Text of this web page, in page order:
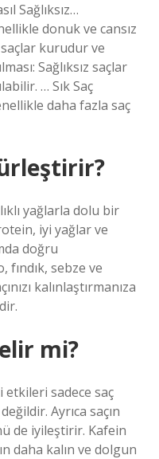
Sağlıksız…
donuk ve cansız
kurudur ve
Sağlıksız saçlar
… Sık Saç
daha fazla saç
yağlarla dolu bir
iyi yağlar ve
doğru
fındık, sebze ve
kalınlaştırmanıza
mi?
etkileri sadece saç
Ayrıca saçın
de iyileştirir. Kafein
daha kalın ve dolgun